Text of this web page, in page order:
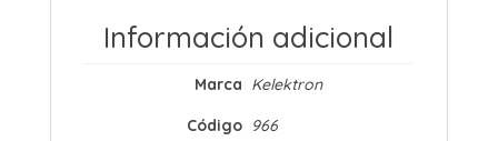
Información adicional
Marca Kelektron
Código 966